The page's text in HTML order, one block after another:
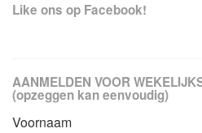
Like ons op Facebook!
AANMELDEN VOOR
(opzeggen kan eenvoudig)
Voornaam